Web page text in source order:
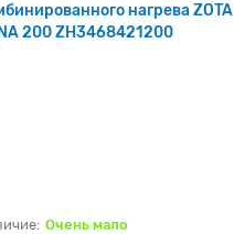
нагрева ZOTA
200 ZH3468421200
Очень мало